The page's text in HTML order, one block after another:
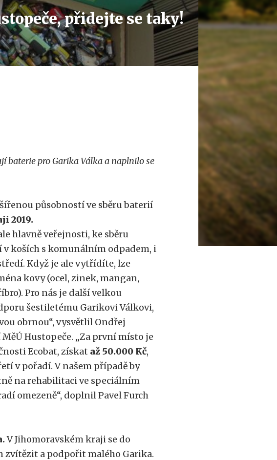
přidejte se taky!
baterie pro Garika Válka a naplnilo se
působností ve sběru baterií
2019.
hlavně veřejnosti, ke sběru
koších s komunálním odpadem, i
Když je ale vytřídíte, lze
kovy (ocel, zinek, mangan,
Pro nás je další velkou
šestiletému Garikovi Válkovi,
obrnou“, vysvětlil Ondřej
Hustopeče. „Za první místo je
Ecobat, získat až 50.000 Kč,
v pořadí. V našem případě by
na rehabilitaci ve speciálním
omezeně“, doplnil Pavel Furch
V Jihomoravském kraji se do
zvítězit a podpořit malého Garika.